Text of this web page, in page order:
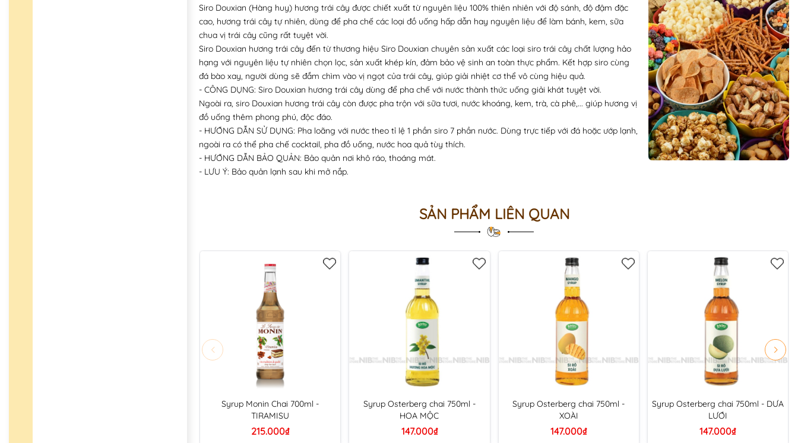
Siro Douxian (Hàng huy) hương trái cây được chiết xuất từ nguyên liệu 100% thiên nhiên với độ sánh, độ đậm đặc
cao, hương trái cây tự nhiên, dùng để pha chế các loại đồ uống hấp dẫn hay nguyên liệu để làm bánh, kem, sữa
chua vị trái cây cũng rất tuyệt vời.
Siro Douxian hương trái cây đến từ thương hiệu Siro Douxian chuyên sản xuất các loại siro trái cây chất lượng hảo
hạng với nguyên liệu tự nhiên chọn lọc, sản xuất khép kín, đảm bảo vệ sinh an toàn thực phẩm. Kết hợp siro cùng
đá bào xay, người dùng sẽ đắm chìm vào vị ngọt của trái cây, giúp giải nhiệt cơ thể vô cùng hiệu quả.
- CÔNG DỤNG: Siro Douxian hương trái cây dùng để pha chế với nước thành thức uống giải khát tuyệt vời.
Ngoài ra, siro Douxian hương trái cây còn được pha trộn với sữa tươi, nước khoáng, kem, trà, cà phê,... giúp hương vị
đồ uống thêm phong phú, độc đáo.
- HƯỚNG DẪN SỬ DỤNG: Pha loãng với nước theo tỉ lệ 1 phần siro 7 phần nước. Dùng trực tiếp với đá hoặc ướp lạnh,
ngoài ra có thể pha chế cocktail, pha đồ uống, nước hoa quả tùy thích.
- HƯỚNG DẪN BẢO QUẢN: Bảo quản nơi khô ráo, thoáng mát.
- LƯU Ý: Bảo quản lạnh sau khi mở nắp.
SẢN PHẨM LIÊN QUAN
Syrup Monin Chai 700ml -
TIRAMISU
215.000₫
Syrup Osterberg chai 750ml -
HOA MỘC
147.000₫
Syrup Osterberg chai 750ml -
XOÀI
147.000₫
Syrup Osterberg chai 750ml - DƯA
LƯỚI
147.000₫